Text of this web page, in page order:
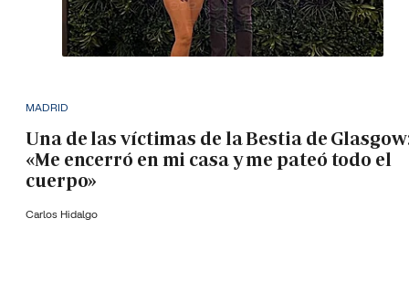
MADRID
Una de las víctimas de la Bestia de
«Me encerró en mi casa y me pateó todo el
cuerpo»
Carlos Hidalgo